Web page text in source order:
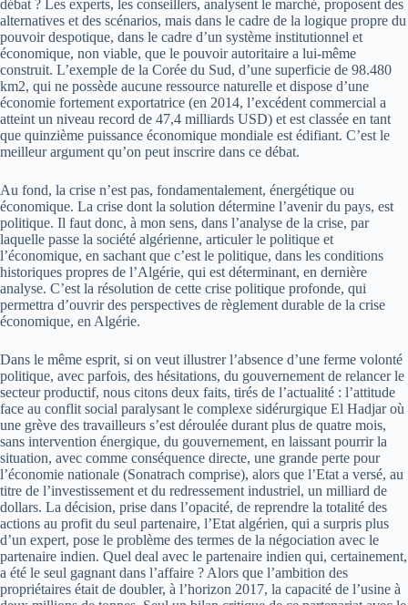
débat ? Les experts, les conseillers, analysent le marché, proposent des
alternatives et des scénarios, mais dans le cadre de la logique propre du
pouvoir despotique, dans le cadre d’un système institutionnel et
économique, non viable, que le pouvoir autoritaire a lui-même
construit. L’exemple de la Corée du Sud, d’une superficie de 98.480
km2, qui ne possède aucune ressource naturelle et dispose d’une
économie fortement exportatrice (en 2014, l’excédent commercial a
atteint un niveau record de 47,4 milliards USD) et est classée en tant
que quinzième puissance économique mondiale est édifiant. C’est le
meilleur argument qu’on peut inscrire dans ce débat.
Au fond, la crise n’est pas, fondamentalement, énergétique ou
économique. La crise dont la solution détermine l’avenir du pays, est
politique. Il faut donc, à mon sens, dans l’analyse de la crise, par
laquelle passe la société algérienne, articuler le politique et
l’économique, en sachant que c’est le politique, dans les conditions
historiques propres de l’Algérie, qui est déterminant, en dernière
analyse. C’est la résolution de cette crise politique profonde, qui
permettra d’ouvrir des perspectives de règlement durable de la crise
économique, en Algérie.
Dans le même esprit, si on veut illustrer l’absence d’une ferme volonté
politique, avec parfois, des hésitations, du gouvernement de relancer le
secteur productif, nous citons deux faits, tirés de l’actualité : l’attitude
face au conflit social paralysant le complexe sidérurgique El Hadjar où
une grève des travailleurs s’est déroulée durant plus de quatre mois,
sans intervention énergique, du gouvernement, en laissant pourrir la
situation, avec comme conséquence directe, une grande perte pour
l’économie nationale (Sonatrach comprise), alors que l’Etat a versé, au
titre de l’investissement et du redressement industriel, un milliard de
dollars. La décision, prise dans l’opacité, de reprendre la totalité des
actions au profit du seul partenaire, l’Etat algérien, qui a surpris plus
d’un expert, pose le problème des termes de la négociation avec le
partenaire indien. Quel deal avec le partenaire indien qui, certainement,
a été le seul gagnant dans l’affaire ? Alors que l’ambition des
propriétaires était de doubler, à l’horizon 2017, la capacité de l’usine à